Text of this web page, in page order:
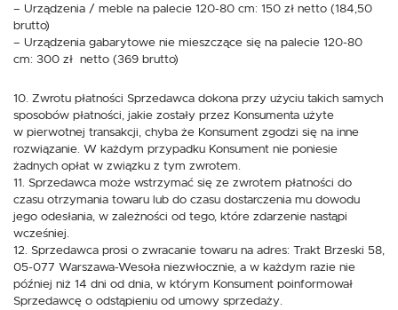
– Urządzenia / meble na palecie 120-80 cm: 150 zł netto (184,50
brutto)
– Urządzenia gabarytowe nie mieszczące się na palecie 120-80
cm: 300 zł netto (369 brutto)
10. Zwrotu płatności Sprzedawca dokona przy użyciu takich samych
sposobów płatności, jakie zostały przez Konsumenta użyte
w pierwotnej transakcji, chyba że Konsument zgodzi się na inne
rozwiązanie. W każdym przypadku Konsument nie poniesie
żadnych opłat w związku z tym zwrotem.
11. Sprzedawca może wstrzymać się ze zwrotem płatności do
czasu otrzymania towaru lub do czasu dostarczenia mu dowodu
jego odesłania, w zależności od tego, które zdarzenie nastąpi
wcześniej.
12. Sprzedawca prosi o zwracanie towaru na adres: Trakt Brzeski 58,
05-077 Warszawa-Wesoła niezwłocznie, a w każdym razie nie
później niż 14 dni od dnia, w którym Konsument poinformował
Sprzedawcę o odstąpieniu od umowy sprzedaży.